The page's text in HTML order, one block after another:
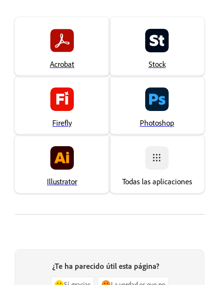
Acrobat Stock
Firefly Photoshop
Illustrator Todas las aplicaciones
¿Te ha parecido útil esta página?